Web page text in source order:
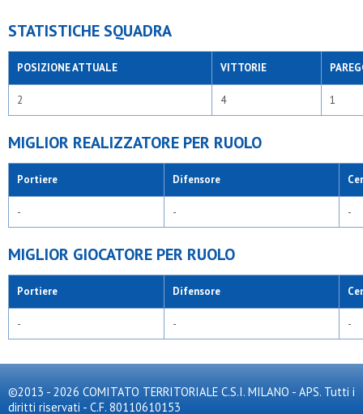
STATISTICHE SQUADRA
POSIZIONE ATTUALE VITTORIE
2 4 1
MIGLIOR REALIZZATORE PER RUOLO
Portiere Difensore
- - -
MIGLIOR GIOCATORE PER RUOLO
Portiere Difensore
- - -
©2013 - 2026 COMITATO TERRITORIALE C.S.I. MILANO - APS. Tutti i
diritti riservati - C.F. 80110610153